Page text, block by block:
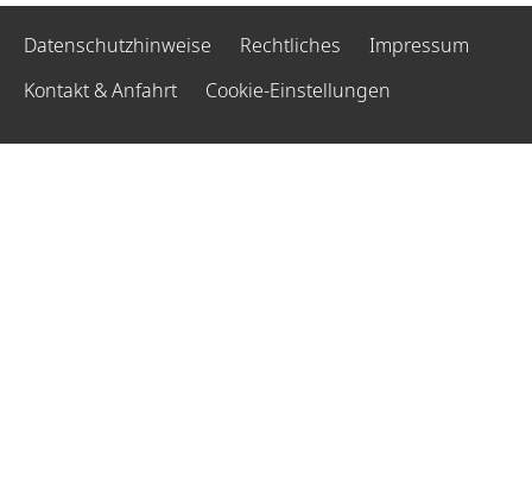
Datenschutzhinweise Rechtliches
Impressum
Kontakt & Anfahrt
Cookie-Einstellungen